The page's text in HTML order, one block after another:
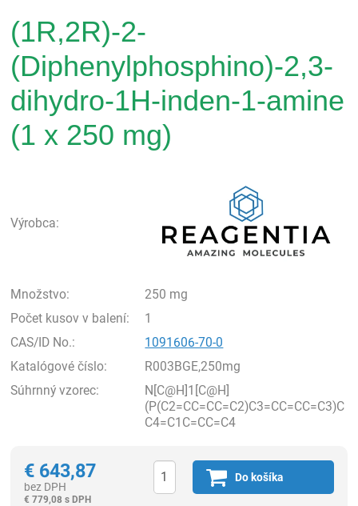
(1R,2R)-2-
(Diphenylphosphino)-2,3-
dihydro-1H-inden-1-amine
(1 x 250 mg)
Výrobca:
Množstvo:
250 mg
Počet kusov v balení:
1
CAS/ID No.:
1091606-70-0
Katalógové číslo:
R003BGE,250mg
Súhrnný vzorec:
N[C@H]1[C@H]
(P(C2=CC=CC=C2)C3=CC=CC=C3)C
C4=C1C=CC=C4
€ 643,87
bez DPH
€ 779,08 s DPH
Do košíka